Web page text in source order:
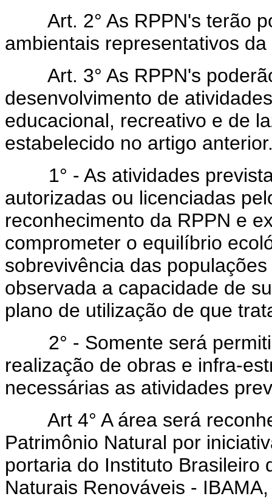
Art. 2° As RPPN's terão
ambientais representativos
Art. 3° As RPPN's
desenvolvimento de
educacional, recreativo e de
estabelecido no artigo
1° - As atividades
autorizadas ou licenciadas
reconhecimento da RPPN e
comprometer o equilíbrio
sobrevivência das
observada a capacidade de
plano de utilização de que
2° - Somente será
realização de obras e infra-
necessárias as atividades
Art 4° A área será
Patrimônio Natural por
portaria do Instituto Brasileiro
Naturais Renováveis -